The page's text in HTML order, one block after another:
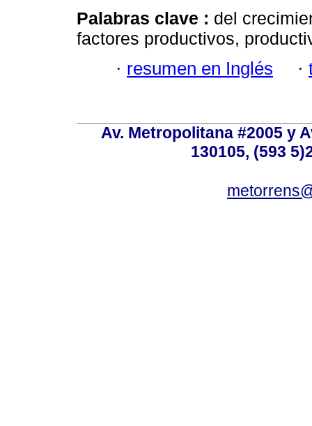
Palabras clave : del
factores productivos,
· resumen en Inglés ·
Av. Metropolitana #2005 y
130105, (593